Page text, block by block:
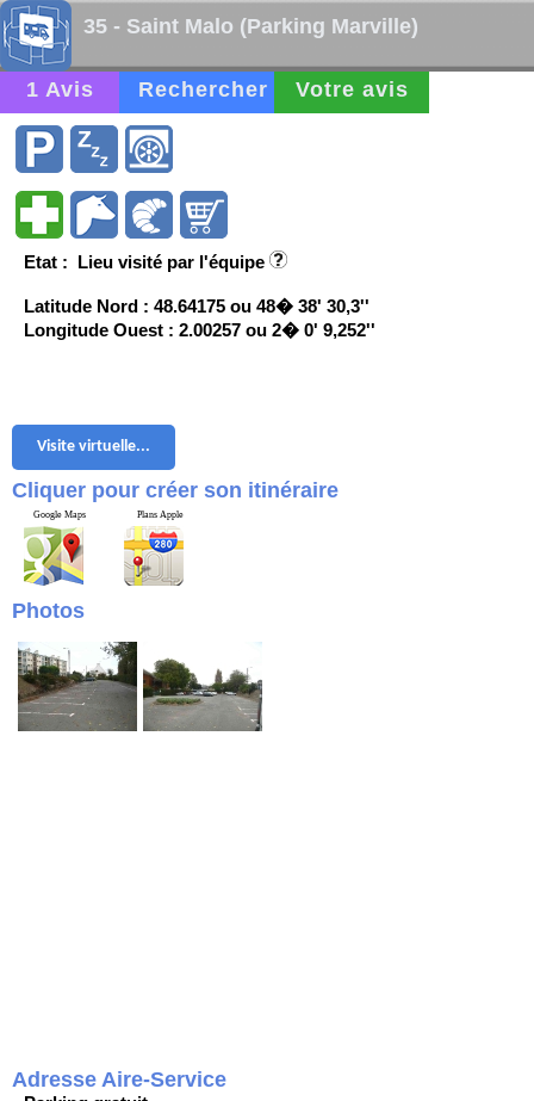
35 - Saint Malo (Parking Marville)
1 Avis Rechercher Votre avis
Etat : Lieu visité par l'équipe
Latitude Nord : 48.64175 ou 48� 38' 30,3''
Longitude Ouest : 2.00257 ou 2� 0' 9,252''
Visite virtuelle...
Cliquer pour créer son itinéraire
Google Maps Plans Apple
Photos
Adresse Aire-Service